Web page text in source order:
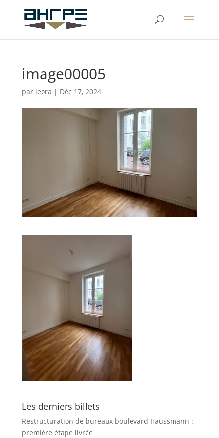
image00005
par leora | Déc 17, 2024
Les derniers billets
Restructuration de bureaux boulevard Haussmann :
première étape livrée